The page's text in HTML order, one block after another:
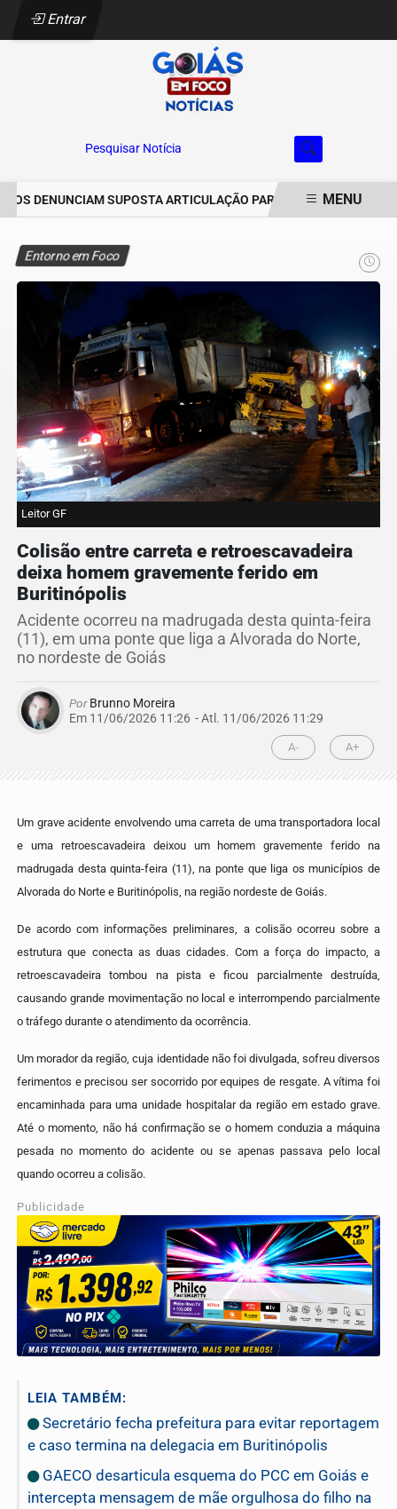
Entrar
Pesquisar Notícia
DENUNCIAM SUPOSTA ARTICULAÇÃO PARA INVASÕES DE
MENU
Entorno em Foco
Leitor GF
Colisão entre carreta e retroescavadeira
deixa homem gravemente ferido em
Buritinópolis
Acidente ocorreu na madrugada desta quinta-feira
(11), em uma ponte que liga a Alvorada do Norte,
no nordeste de Goiás
PorBrunno Moreira
Em 11/06/2026 11:26 - Atl. 11/06/2026 11:29
A- A+
Um grave acidente envolvendo uma carreta de uma transportadora local
e uma retroescavadeira deixou um homem gravemente ferido na
madrugada desta quinta-feira (11), na ponte que liga os municípios de
Alvorada do Norte e Buritinópolis, na região nordeste de Goiás.
De acordo com informações preliminares, a colisão ocorreu sobre a
estrutura que conecta as duas cidades. Com a força do impacto, a
retroescavadeira tombou na pista e ficou parcialmente destruída,
causando grande movimentação no local e interrompendo parcialmente
o tráfego durante o atendimento da ocorrência.
Um morador da região, cuja identidade não foi divulgada, sofreu diversos
ferimentos e precisou ser socorrido por equipes de resgate. A vítima foi
encaminhada para uma unidade hospitalar da região em estado grave.
Até o momento, não há confirmação se o homem conduzia a máquina
pesada no momento do acidente ou se apenas passava pelo local
quando ocorreu a colisão.
Publicidade
LEIA TAMBÉM:
Secretário fecha prefeitura para evitar reportagem
e caso termina na delegacia em Buritinópolis
GAECO desarticula esquema do PCC em Goiás e
intercepta mensagem de mãe orgulhosa do filho na